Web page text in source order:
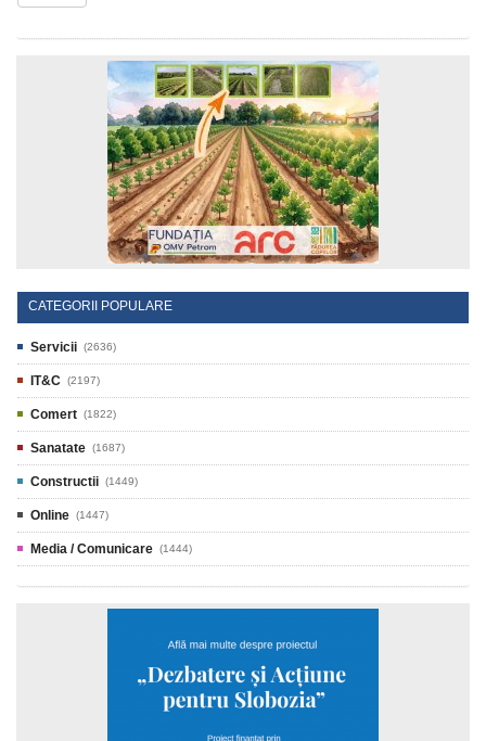
CATEGORII POPULARE
Servicii (2636)
IT&C (2197)
Comert (1822)
Sanatate (1687)
Constructii (1449)
Online (1447)
Media / Comunicare (1444)